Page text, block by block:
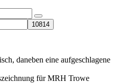
für MRH Trowe